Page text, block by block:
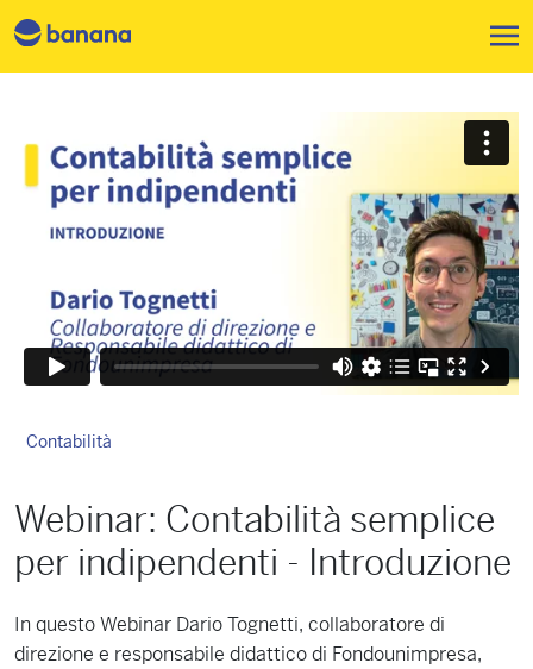
Contabilità
Webinar: Contabilità semplice
per indipendenti - Introduzione
In questo Webinar Dario Tognetti, collaboratore di
direzione e responsabile didattico di Fondounimpresa,